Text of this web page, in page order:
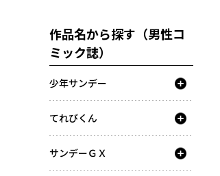
作品名から探す（男性コ
ミック誌）
少年サンデー
てれびくん
サンデーＧＸ